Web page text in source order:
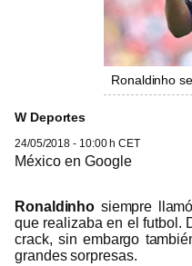
Ronaldinho
W Deportes
24/05/2018 - 10:00 h CET
México en Google
Ronaldinho siempre
que realizaba en el futbol.
crack, sin embargo
grandes sorpresas.